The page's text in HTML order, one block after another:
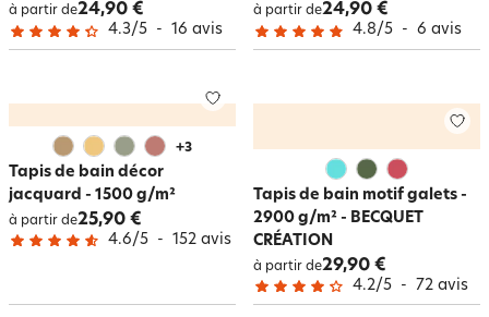
à partir de24,90 €
4.3/5 - 16 avis
à partir de24,90 €
4.8/5 - 6 avis
+3
Tapis de bain décor
jacquard - 1500 g/m²
à partir de25,90 €
4.6/5 - 152 avis
Tapis de bain motif galets -
2900 g/m² - BECQUET
CRÉATION
à partir de29,90 €
4.2/5 - 72 avis